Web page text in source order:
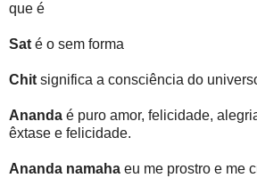
que é
Sat é o sem forma
Chit significa a consciência do
Ananda é puro amor, felicidade,
êxtase e felicidade.
Ananda namaha eu me prostro e me